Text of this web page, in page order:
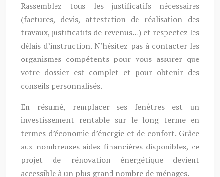
Rassemblez tous les justificatifs nécessaires
(factures, devis, attestation de réalisation des
travaux, justificatifs de revenus…) et respectez les
délais d’instruction. N’hésitez pas à contacter les
organismes compétents pour vous assurer que
votre dossier est complet et pour obtenir des
conseils personnalisés.
En résumé, remplacer ses fenêtres est un
investissement rentable sur le long terme en
termes d’économie d’énergie et de confort. Grâce
aux nombreuses aides financières disponibles, ce
projet de rénovation énergétique devient
accessible à un plus grand nombre de ménages.